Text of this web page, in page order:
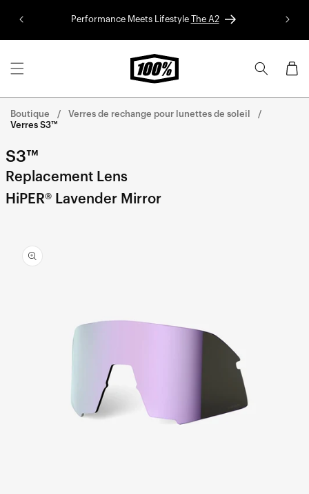
contenu
Performance Meets Lifestyle The A2
Panier
Boutique
Verres de rechange pour lunettes de soleil
Verres S3™
S3™
Replacement Lens
HiPER® Lavender Mirror
informations
sur le